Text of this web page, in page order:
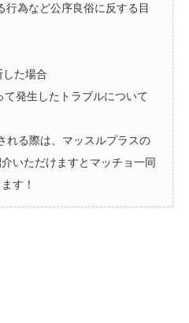
行為など公序良俗に反する目
た場合
て発生したトラブルについて
れる際は、マッスルプラスの
いただけますとマッチョ一同
す！